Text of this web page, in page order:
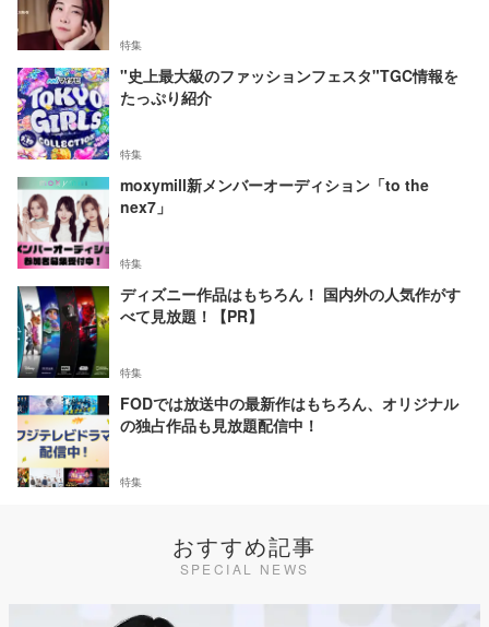
特集
"史上最大級のファッションフェスタ"TGC情報を
たっぷり紹介
特集
moxymill新メンバーオーディション「to the
nex7」
特集
ディズニー作品はもちろん！ 国内外の人気作がす
べて見放題！【PR】
特集
FODでは放送中の最新作はもちろん、オリジナル
の独占作品も見放題配信中！
特集
おすすめ記事
SPECIAL NEWS